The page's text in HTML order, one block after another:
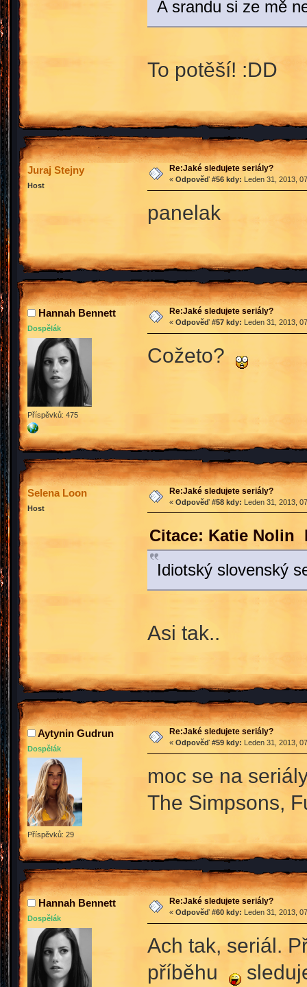
A srandu si ze mě
To potěší! :DD
Juraj Stejny
Host
Re:Jaké sledujete seriály?
« Odpověď #56 kdy: Leden 31, 2013,
panelak
Hannah Bennett
Dospělák
Příspěvků: 475
Re:Jaké sledujete seriály?
« Odpověď #57 kdy: Leden 31, 2013,
Cožeto?
Selena Loon
Host
Re:Jaké sledujete seriály?
« Odpověď #58 kdy: Leden 31, 2013,
Citace: Katie Nolin
Idiotský slovenský
Asi tak..
Aytynin Gudrun
Dospělák
Příspěvků: 29
Re:Jaké sledujete seriály?
« Odpověď #59 kdy: Leden 31, 2013,
moc se na
The Simpsons,
Hannah Bennett
Dospělák
Re:Jaké sledujete seriály?
« Odpověď #60 kdy: Leden 31, 2013,
Ach tak, seriál.
příběhu